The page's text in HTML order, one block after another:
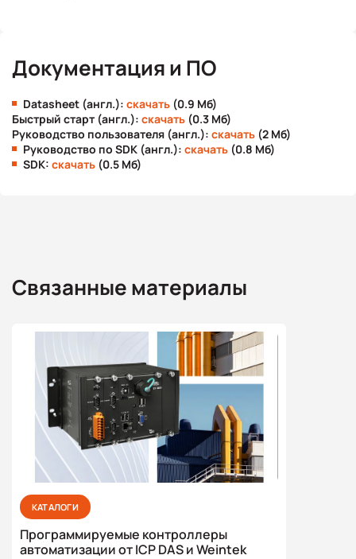
Документация и ПО
Datasheet (англ.): скачать (0.9 Мб)
Быстрый старт (англ.): скачать (0.3 Мб)
Руководство пользователя (англ.): скачать (2 Мб)
Руководство по SDK (англ.): скачать (0.8 Мб)
SDK: скачать (0.5 Мб)
Связанные материалы
КАТАЛОГИ
Программируемые контроллеры
автоматизации от ICP DAS и Weintek